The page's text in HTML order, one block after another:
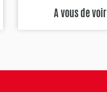
A vous de voir